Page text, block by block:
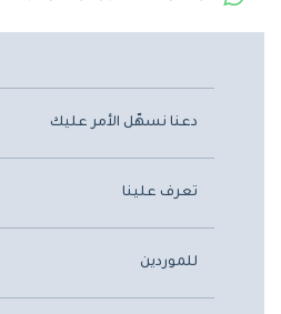
دعنا نسهّل الأمر عليك
تعرف علينا
للموردين